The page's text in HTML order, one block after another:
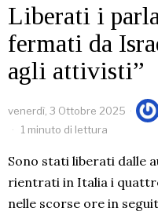
Liberati i
fermati da
agli attivisti”
venerdì, 3 Ottobre 2025
1 minuto di lettura
Sono stati liberati dalle
rientrati in Italia i
nelle scorse ore in